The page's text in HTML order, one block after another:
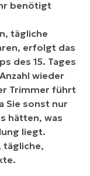
benötigt
tägliche
erfolgt das
des 15. Tages
wieder
Trimmer führt
Sie sonst nur
hätten, was
liegt.
tägliche,